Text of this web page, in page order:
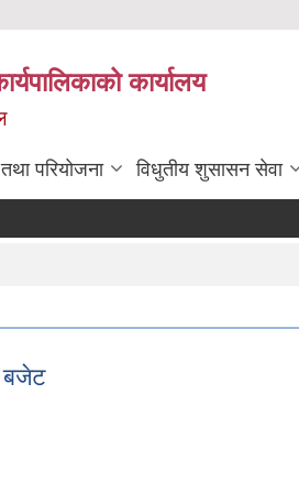
कार्यालय
परियोजना विधुतीय शुसासन सेवा
बजेट